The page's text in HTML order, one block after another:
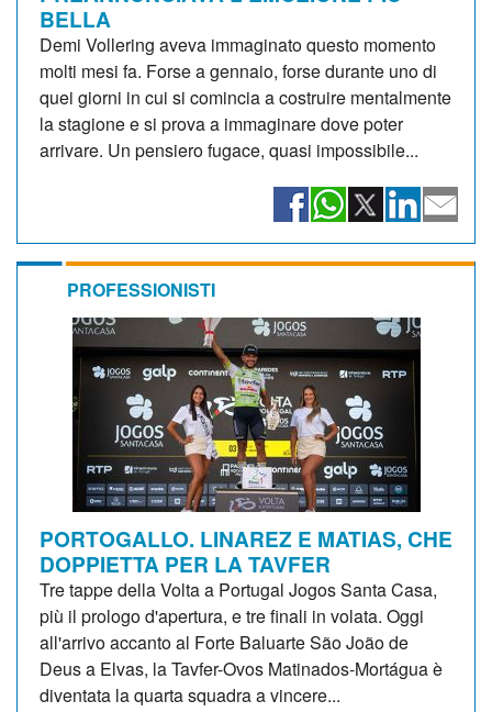
BELLA
Demi Vollering aveva immaginato questo momento
molti mesi fa. Forse a gennaio, forse durante uno di
quei giorni in cui si comincia a costruire mentalmente
la stagione e si prova a immaginare dove poter
arrivare. Un pensiero fugace, quasi impossibile...
PROFESSIONISTI
PORTOGALLO. LINAREZ E MATIAS, CHE
DOPPIETTA PER LA TAVFER
Tre tappe della Volta a Portugal Jogos Santa Casa,
più il prologo d'apertura, e tre finali in volata. Oggi
all'arrivo accanto al Forte Baluarte São João de
Deus a Elvas, la Tavfer-Ovos Matinados-Mortágua è
diventata la quarta squadra a vincere...